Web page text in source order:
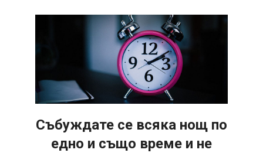
Navigation
Събуждате се всяка нощ по
едно и също време и не